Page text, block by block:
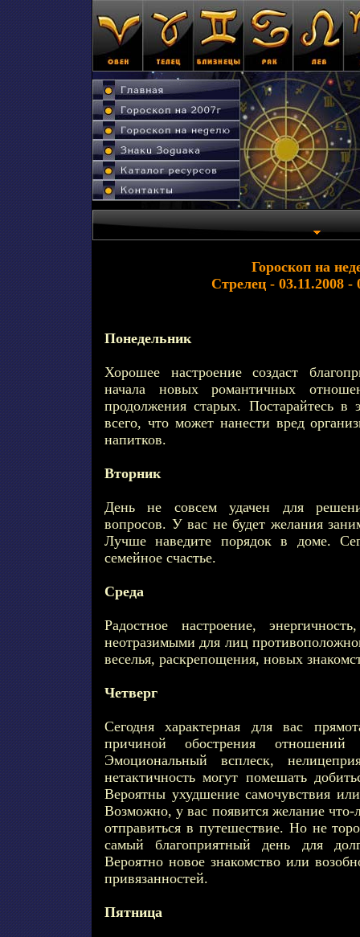
Гороскоп на
Стрелец - 03.11.2008 -
Понедельник
Хорошее настроение создаст
начала новых романтичных
продолжения старых. Постарайтесь в
всего, что может нанести вред
напитков.
Вторник
День не совсем удачен для
вопросов. У вас не будет желания
Лучше наведите порядок в доме.
семейное счастье.
Среда
Радостное настроение,
неотразимыми для лиц
веселья, раскрепощения, новых
Четверг
Сегодня характерная для вас
причиной обострения
Эмоциональный всплеск,
нетактичность могут помешать
Вероятны ухудшение самочувствия
Возможно, у вас появится желание
отправиться в путешествие. Но не
самый благоприятный день для
Вероятно новое знакомство или
привязанностей.
Пятница